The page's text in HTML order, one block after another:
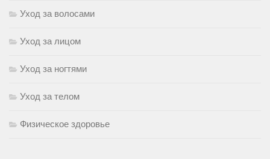
Уход за волосами
Уход за лицом
Уход за ногтями
Уход за телом
Физическое здоровье